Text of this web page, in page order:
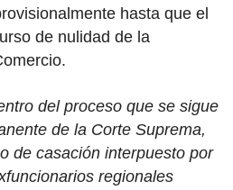
hasta que el
de nulidad de la
del proceso que se sigue
de la Corte Suprema,
de casación interpuesto por
regionales